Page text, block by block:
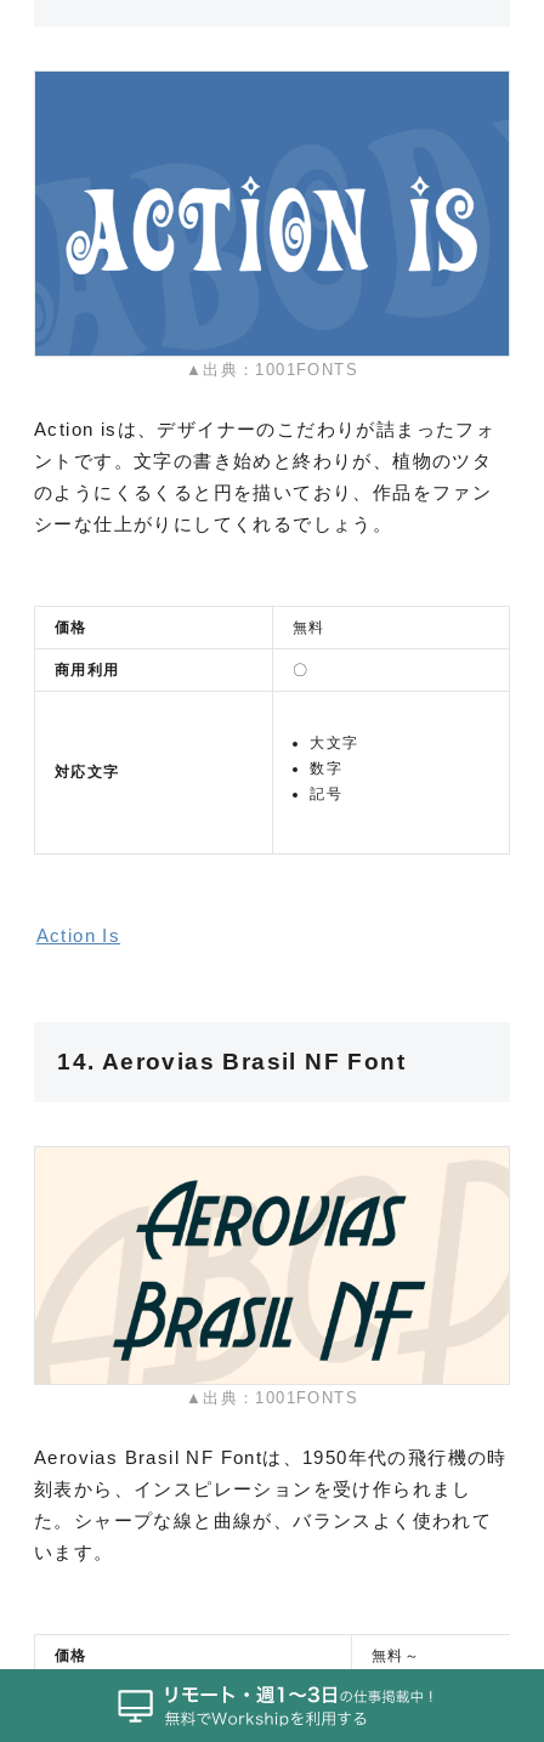
▲出典：1001FONTS
Action isは、デザイナーのこだわりが詰まったフォ
ントです。文字の書き始めと終わりが、植物のツタ
のようにくるくると円を描いており、作品をファン
シーな仕上がりにしてくれるでしょう。
価格 無料
商用利用 〇
対応文字
大文字
数字
記号
Action Is
14. Aerovias Brasil NF Font
▲出典：1001FONTS
Aerovias Brasil NF Fontは、1950年代の飛行機の時
刻表から、インスピレーションを受け作られまし
た。シャープな線と曲線が、バランスよく使われて
います。
価格 無料～
△